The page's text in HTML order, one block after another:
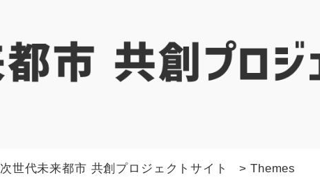
次世代未来都市 共創プロジェクトサイト >Themes